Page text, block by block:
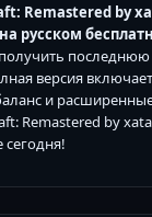
Remastered by
русском
версия
и
Remastered by